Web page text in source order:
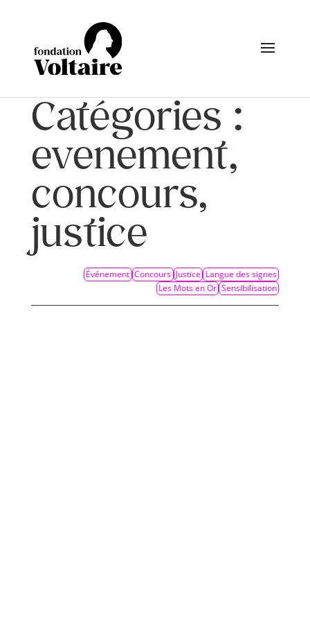
Catégories :
evenement,
concours,
justice
Événement Concours Justice Langue des signes
Les Mots en Or Sensibilisation